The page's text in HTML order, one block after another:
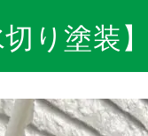
り塗装